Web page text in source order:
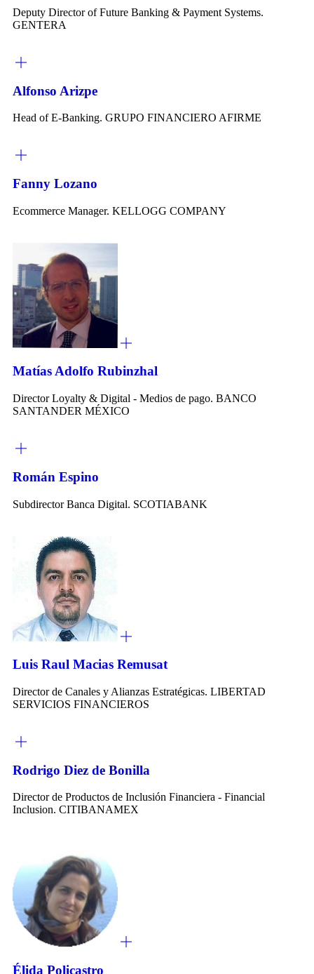
Deputy Director of Future Banking & Payment Systems.
GENTERA
Alfonso Arizpe
Head of E-Banking. GRUPO FINANCIERO AFIRME
Fanny Lozano
Ecommerce Manager. KELLOGG COMPANY
Matías Adolfo Rubinzhal
Director Loyalty & Digital - Medios de pago. BANCO
SANTANDER MÉXICO
Román Espino
Subdirector Banca Digital. SCOTIABANK
Luis Raul Macias Remusat
Director de Canales y Alianzas Estratégicas. LIBERTAD
SERVICIOS FINANCIEROS
Rodrigo Diez de Bonilla
Director de Productos de Inclusión Financiera - Financial
Inclusion. CITIBANAMEX
Élida Policastro